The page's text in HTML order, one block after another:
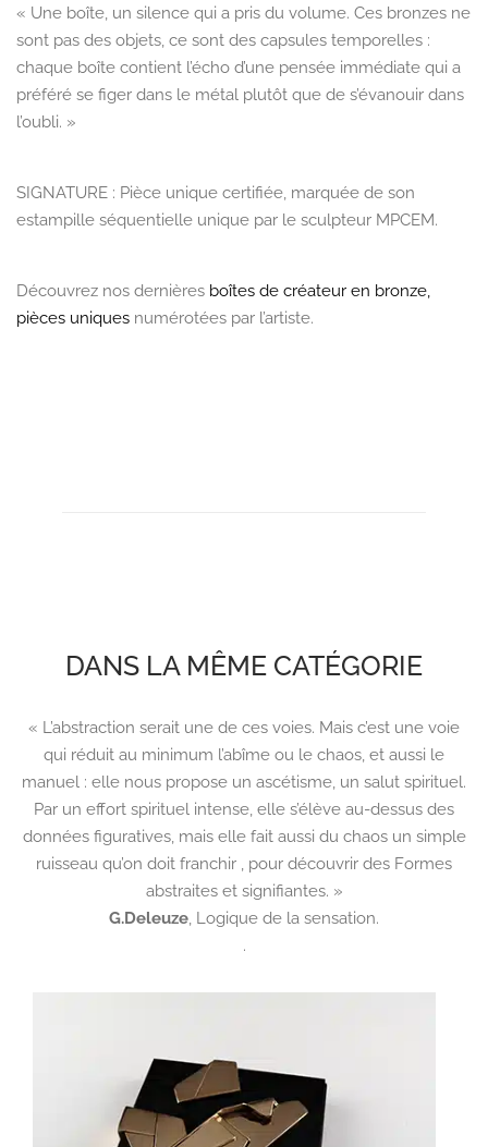
« Une boîte, un silence qui a pris du volume. Ces bronzes ne
sont pas des objets, ce sont des capsules temporelles :
chaque boîte contient l’écho d’une pensée immédiate qui a
préféré se figer dans le métal plutôt que de s’évanouir dans
l’oubli. »
SIGNATURE : Pièce unique certifiée, marquée de son
estampille séquentielle unique par le sculpteur MPCEM.
Découvrez nos dernières boîtes de créateur en bronze,
pièces uniques numérotées par l’artiste.
DANS LA MÊME CATÉGORIE
« L’abstraction serait une de ces voies. Mais c’est une voie
qui réduit au minimum l’abîme ou le chaos, et aussi le
manuel : elle nous propose un ascétisme, un salut spirituel.
Par un effort spirituel intense, elle s’élève au-dessus des
données figuratives, mais elle fait aussi du chaos un simple
ruisseau qu’on doit franchir , pour découvrir des Formes
abstraites et signifiantes. »
G.Deleuze, Logique de la sensation.
.